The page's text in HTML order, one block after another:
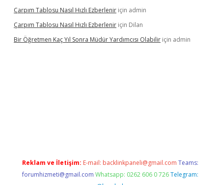
Çarpım Tablosu Nasıl Hızlı Ezberlenir için admin
Çarpım Tablosu Nasıl Hızlı Ezberlenir için Dilan
Bir Öğretmen Kaç Yıl Sonra Müdür Yardımcısı Olabilir için admin
Reklam ve İletişim: E-mail: backlinkpaneli@gmail.com Teams:
forumhizmeti@gmail.com Whatsapp: 0262 606 0 726 Telegram: